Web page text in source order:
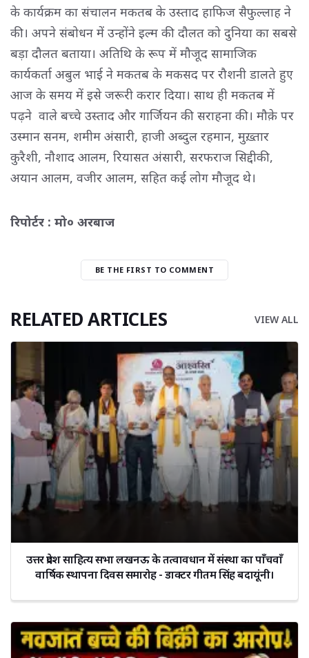
के कार्यक्रम का संचालन मकतब के उस्ताद हाफिज सैफुल्लाह ने
की। अपने संबोधन में उन्होंने इल्म की दौलत को दुनिया का सबसे
बड़ा दौलत बताया। अतिथि के रूप में मौजूद सामाजिक
कार्यकर्ता अबुल भाई ने मकतब के मकसद पर रौशनी डालते हुए
आज के समय में इसे जरूरी करार दिया। साथ ही मकतब में
पढ़ने वाले बच्चे उस्ताद और गार्जियन की सराहना की। मौक़े पर
उस्मान सनम, शमीम अंसारी, हाजी अब्दुल रहमान, मुख़्तार
कुरैशी, नौशाद आलम, रियासत अंसारी, सरफराज सिद्दीकी,
अयान आलम, वजीर आलम, सहित कई लोग मौजूद थे।
रिपोर्टर : मो० अरबाज
BE THE FIRST TO COMMENT
RELATED ARTICLES VIEW ALL
उत्तर प्रदेश साहित्य सभा लखनऊ के तत्वावधान में संस्था का पाँचवाँ
वार्षिक स्थापना दिवस समारोह - डाक्टर गीतम सिंह बदायूंनी।